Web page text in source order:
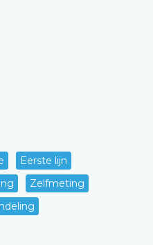
Eerste lijn
Zelfmeting